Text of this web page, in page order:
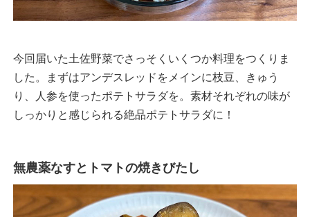
今回届いた土佐野菜でさっそくいくつか料理をつくりま
した。まずはアンデスレッドをメインに枝豆、きゅう
り、人参を使ったポテトサラダを。素材それぞれの味が
しっかりと感じられる絶品ポテトサラダに！
無農薬なすとトマトの焼きびたし